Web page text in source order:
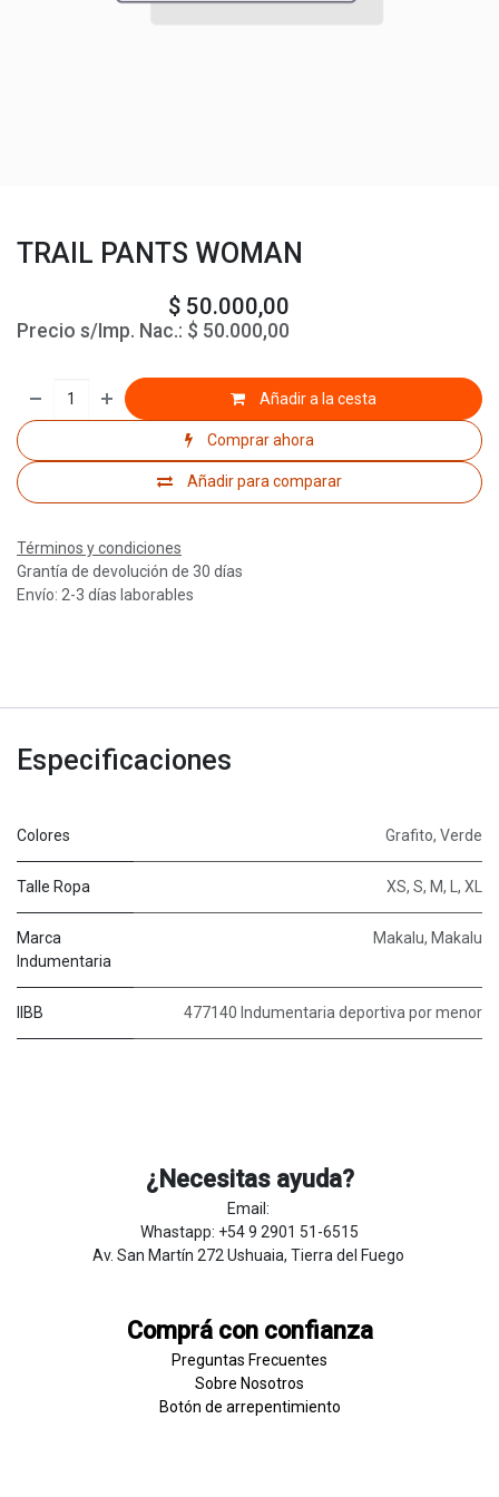
TRAIL PANTS WOMAN
$ 50.000,00
Precio s/Imp. Nac.: $ 50.000,00
Añadir a la cesta
Comprar ahora
Añadir para comparar
Términos y condiciones
Grantía de devolución de 30 días
Envío: 2-3 días laborables
Especificaciones
Colores Grafito, Verde
Talle Ropa XS, S, M, L , XL
Marca
Indumentaria
Makalu, Makalu
IIBB 477140 Indumentaria deportiva por menor
¿Necesitas ayuda?
Email:
Whastapp: +54 9 2901 51-6515
Av. San Martín 272 Ushuaia, Tierra del Fuego
Comprá con confianza
Preguntas Frecuentes
Sobre Nosotros
Botón de ​arrepentim​​​iento